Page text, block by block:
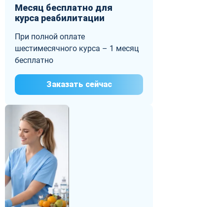
Месяц бесплатно для
курса реабилитации
При полной оплате
шестимесячного курса – 1 месяц
бесплатно
Заказать сейчас